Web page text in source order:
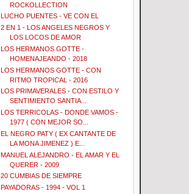
ROCKOLLECTION
LUCHO PUENTES - VE CON EL
2 EN 1 - LOS ANGELES NEGROS Y
LOS LOCOS DE AMOR
LOS HERMANOS GOTTE -
HOMENAJEANDO - 2018
LOS HERMANOS GOTTE - CON
RITMO TROPICAL - 2016
LOS PRIMAVERALES - CON ESTILO Y
SENTIMIENTO SANTIA...
LOS TERRICOLAS - DONDE VAMOS -
1977 ( CON MEJOR SO...
EL NEGRO PATY ( EX CANTANTE DE
LA MONA JIMENEZ ) E...
MANUEL ALEJANDRO - EL AMAR Y EL
QUERER - 2009
20 CUMBIAS DE SIEMPRE
PAYADORAS - 1994 - VOL 1